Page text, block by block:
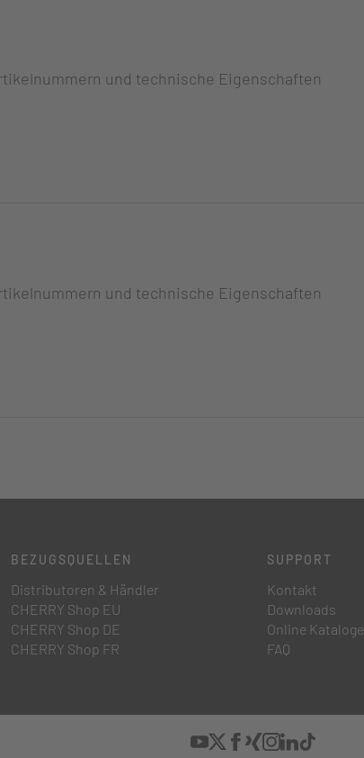
und technische Eigenschaften
und technische Eigenschaften
BEZUGSQUELLEN
Distributoren & Händler
CHERRY Shop EU
CHERRY Shop DE
CHERRY Shop FR
SUPPORT
Kontakt
Downloads
Online Kataloge
FAQ